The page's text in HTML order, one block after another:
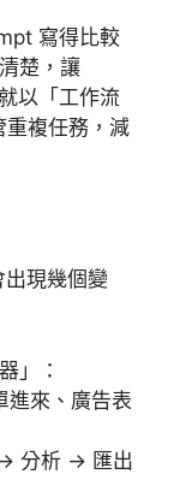
寫得比較
楚，讓
就以「工作流
複任務，減
現幾個變
」：
進來、廣告表
分析 → 匯出